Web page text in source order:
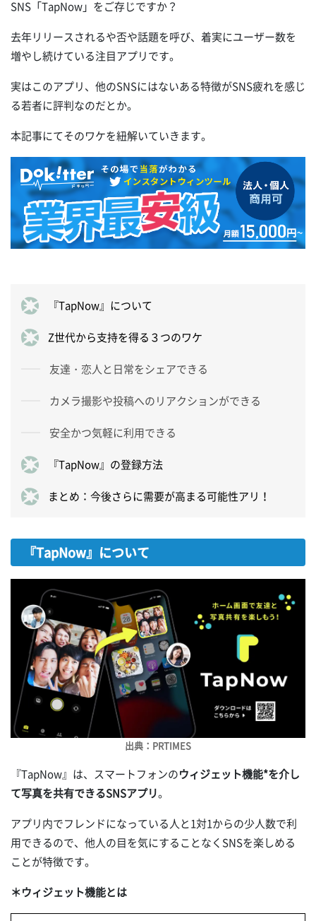
SNS「TapNow」をご存じですか？
去年リリースされるや否や話題を呼び、着実にユーザー数を
増やし続けている注目アプリです。
実はこのアプリ、他のSNSにはないある特徴がSNS疲れを感じ
る若者に評判なのだとか。
本記事にてそのワケを紐解いていきます。
『TapNow』について
Z世代から支持を得る３つのワケ
友達・恋人と日常をシェアできる
カメラ撮影や投稿へのリアクションができる
安全かつ気軽に利用できる
『TapNow』の登録方法
まとめ：今後さらに需要が高まる可能性アリ！
『TapNow』について
出典：PRTIMES
『TapNow』は、スマートフォンのウィジェット機能*を介し
て写真を共有できるSNSアプリ。
アプリ内でフレンドになっている人と1対1からの少人数で利
用できるので、他人の目を気にすることなくSNSを楽しめる
ことが特徴です。
＊ウィジェット機能とは